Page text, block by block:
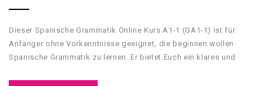
Dieser Spanische Grammatik Online Kurs A1-1 (GA1-1) ist für
Anfänger ohne Vorkenntnisse geeignet, die beginnen wollen
Spanische Grammatik zu lernen. Er bietet Euch ein klares und